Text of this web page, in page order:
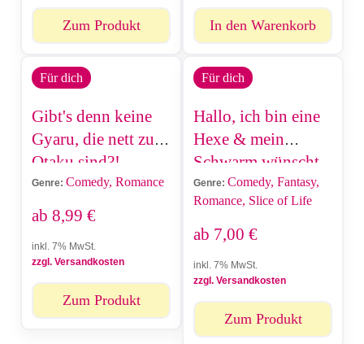
Zum Produkt In den Warenkorb
Für dich
Gibt's denn keine
Gyaru, die nett zu
Otaku sind?!
Genre: Comedy, Romance
ab 8,99 €
inkl. 7% MwSt.
zzgl. Versandkosten
Zum Produkt
Für dich
Hallo, ich bin eine
Hexe & mein
Schwarm wünscht
sich einen
Liebestrank von
mir
Genre: Comedy, Fantasy,
Romance, Slice of Life
ab 7,00 €
inkl. 7% MwSt.
zzgl. Versandkosten
Zum Produkt